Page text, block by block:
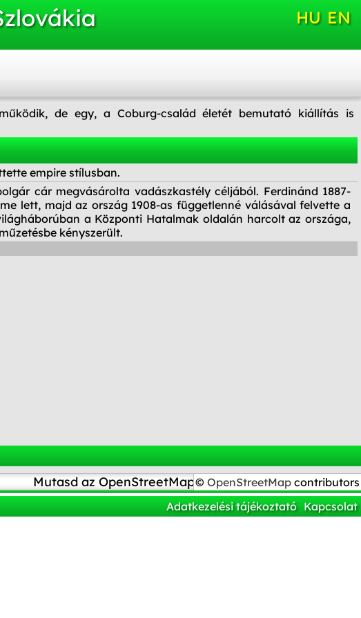
HU EN
de egy, a Coburg-család életét bemutató kiállítás is
empire stílusban.
cár megvásárolta vadászkastély céljából. Ferdinánd 1887-
lett, majd az ország 1908-as függetlenné válásával felvette a
a Központi Hatalmak oldalán harcolt az országa,
kényszerült.
Mutasd az OpenStreetMap-en
© OpenStreetMap contributors
Kapcsolat
Adatkezelési tájékoztató